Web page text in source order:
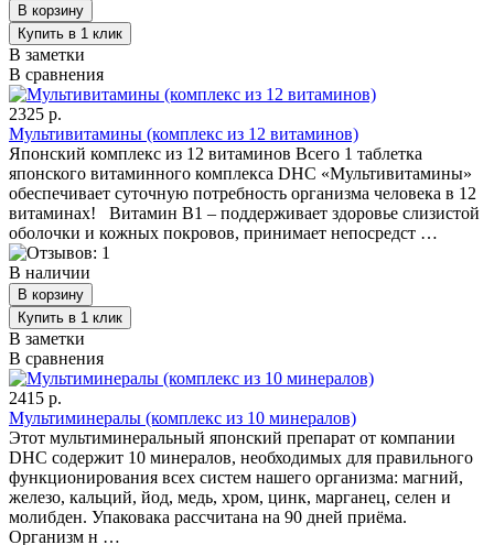
В заметки
В сравнения
2325 р.
Мультивитамины (комплекс из 12 витаминов)
Японский комплекс из 12 витаминов Всего 1 таблетка
японского витаминного комплекса DHC «Мультивитамины»
обеспечивает суточную потребность организма человека в 12
витаминах! Витамин В1 – поддерживает здоровье слизистой
оболочки и кожных покровов, принимает непосредст …
В наличии
В заметки
В сравнения
2415 р.
Мультиминералы (комплекс из 10 минералов)
Этот мультиминеральный японский препарат от компании
DHC содержит 10 минералов, необходимых для правильного
функционирования всех систем нашего организма: магний,
железо, кальций, йод, медь, хром, цинк, марганец, селен и
молибден. Упаковака рассчитана на 90 дней приёма.
Организм н …